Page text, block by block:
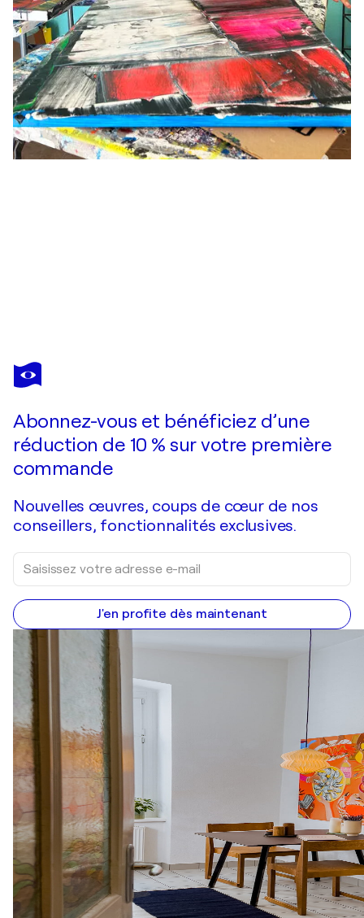
PRESTON
M.
Level Up Vous avez adoré cette oeuvre mais elle est vendue ?
Je passe commande
Abonnez-vous et bénéficiez d’une
réduction de 10 % sur votre première
commande
Nouvelles œuvres, coups de cœur de nos
conseillers, fonctionnalités exclusives.
J'en profite dès maintenant